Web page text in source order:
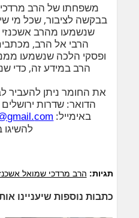
משפחתו של הרב
בבקשה לציבור, שכל מי
שנשמעו מהרב אשכנזי
הרבי אל הרב,
ופסקי הלכה שנשמעו
הרב במידע זה, כדי
את החומר ניתן להעביר
באימייל: com
להשיגו
תגיות: הרב מרדכי שמואל
כתבות נוספות שיעניינו